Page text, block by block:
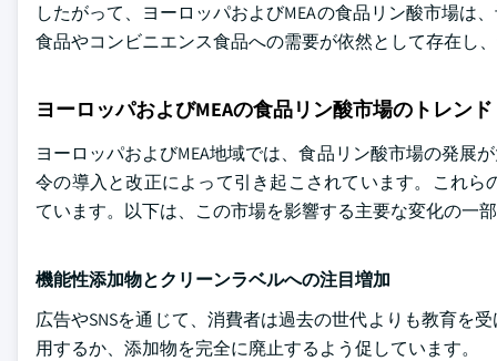
したがって、ヨーロッパおよびMEAの食品リン酸市場
食品やコンビニエンス食品への需要が依然として存在し
ヨーロッパおよびMEAの食品リン酸市場のトレンド
ヨーロッパおよびMEA地域では、食品リン酸市場の発展
令の導入と改正によって引き起こされています。これ
ています。以下は、この市場を影響する主要な変化の一部
機能性添加物とクリーンラベルへの注目増加
広告やSNSを通じて、消費者は過去の世代よりも教育を
用するか、添加物を完全に廃止するよう促しています。